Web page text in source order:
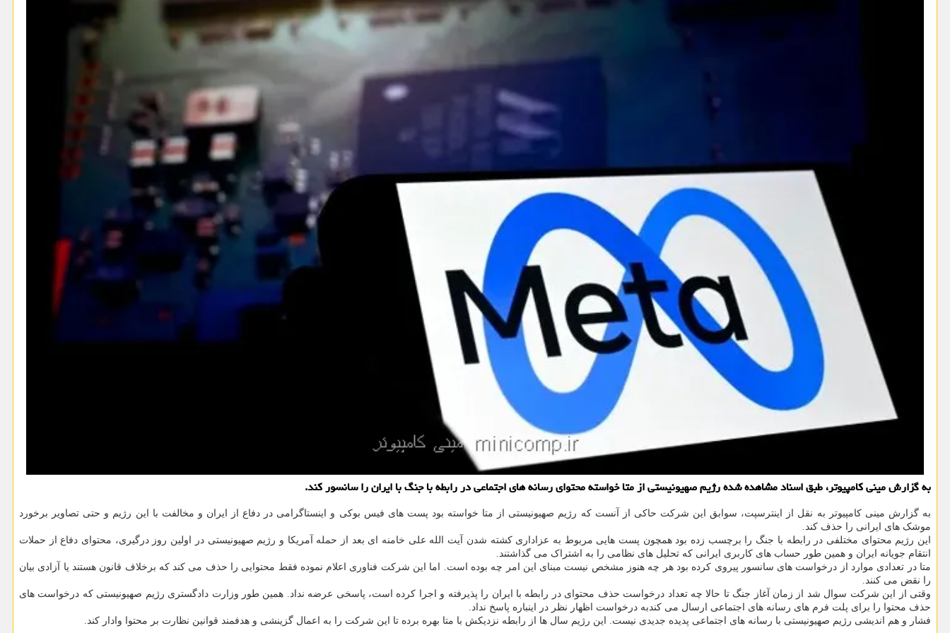
به گزارش مینی کامپیوتر، طبق اسناد مشاهده شده رژیم صهیونیستی از متا خواسته محتوای رسانه های اجتماعی در رابطه با جنگ با ایران را سانسور کند.
به گزارش مینی کامپیوتر به نقل از اینترسپت، سوابق این شرکت حاکی از آنست که رژیم صهیونیستی از متا خواسته بود پست های فیس بوکی و اینستاگرامی در دفاع از ایران و مخالفت با این رژیم و حتی تصاویر برخورد
موشک های ایرانی را حذف کند.
این رژیم محتوای مختلفی در رابطه با جنگ را برچسب زده بود همچون پست هایی مربوط به عزاداری کشته شدن آیت الله علی خامنه ای بعد از حمله آمریکا و رژیم صهیونیستی در اولین روز درگیری، محتوای دفاع از حملات
انتقام جویانه ایران و همین طور حساب های کاربری ایرانی که تحلیل های نظامی را به اشتراک می گذاشتند.
متا در تعدادی موارد از درخواست های سانسور پیروی کرده بود هر چه هنوز مشخص نیست مبنای این امر چه بوده است. اما این شرکت فناوری اعلام نموده فقط محتوایی را حذف می کند که برخلاف قانون هستند یا آزادی بیان
را نقض می کنند.
وقتی از این شرکت سوال شد از زمان آغاز جنگ تا حالا چه تعداد درخواست حذف محتوای در رابطه با ایران را پذیرفته و اجرا کرده است، پاسخی عرضه نداد. همین طور وزارت دادگستری رژیم صهیونیستی که درخواست های
حذف محتوا را برای پلت فرم های رسانه های اجتماعی ارسال می کندبه درخواست اظهار نظر در اینباره پاسخ نداد.
فشار و هم اندیشی رژیم صهیونیستی با رسانه های اجتماعی پدیده جدیدی نیست. این رژیم سال ها از رابطه نزدیکش با متا بهره برده تا این شرکت را به اعمال گزینشی و هدفمند قوانین نظارت بر محتوا وادار کند.